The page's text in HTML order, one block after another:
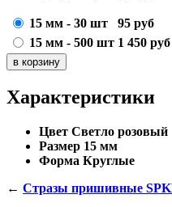
15 мм - 30 шт 95 руб
15 мм - 500 шт 1 450 руб
Характеристики
Цвет Светло розовый
Размер 15 мм
Форма Круглые
← Стразы пришивные